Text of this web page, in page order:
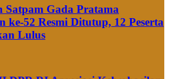
Satpam Gada Pratama
ke-52 Resmi Ditutup, 12 Peserta
Lulus